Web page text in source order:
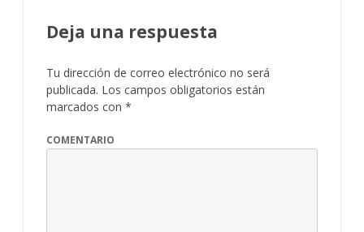
Deja una respuesta
Tu dirección de correo electrónico no será
publicada. Los campos obligatorios están
marcados con *
COMENTARIO